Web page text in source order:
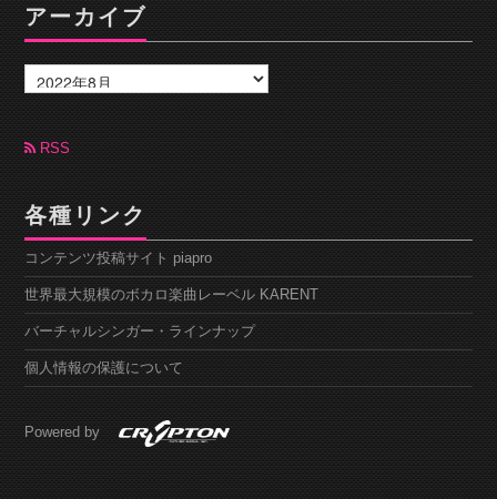
アーカイブ
ー
カ
ブRSS
各種リンク
コンテンツ投稿サイト piapro
世界最大規模のボカロ楽曲レーベル KARENT
バーチャルシンガー・ラインナップ
個人情報の保護について
Powered by